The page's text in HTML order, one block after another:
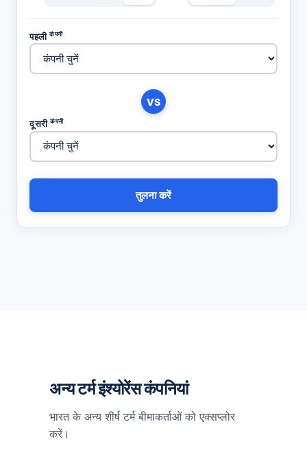
पहली कंपनी
VS
दूसरी कंपनी
तुलना करें
अन्य टर्म इंश्योरेंस कंपनियां
भारत के अन्य शीर्ष टर्म बीमाकर्ताओं को एक्सप्लोर
करें।